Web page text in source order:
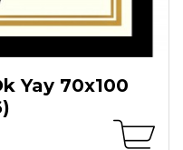
Yay 70x100